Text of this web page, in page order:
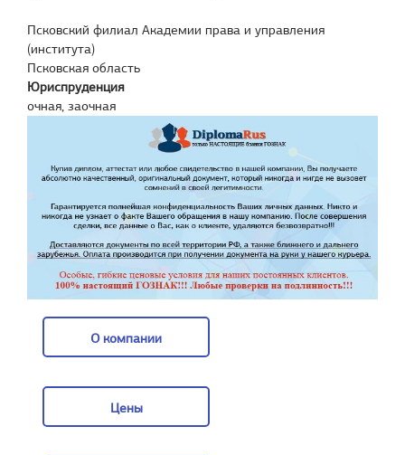
Псковский филиал Академии права и управления
(института)
Псковская область
Юриспруденция
очная, заочная
О компании
Цены